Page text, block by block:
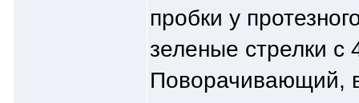
пробки у
зеленые стрелки с
Поворачивающий,